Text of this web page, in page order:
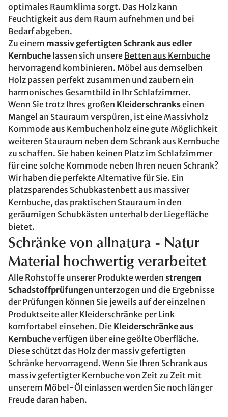
optimales Raumklima sorgt. Das Holz kann
Feuchtigkeit aus dem Raum aufnehmen und bei
Bedarf abgeben.
Zu einem massiv gefertigten Schrank aus edler
Kernbuche lassen sich unsere Betten aus Kernbuche
hervorragend kombinieren. Möbel aus demselben
Holz passen perfekt zusammen und zaubern ein
harmonisches Gesamtbild in Ihr Schlafzimmer.
Wenn Sie trotz Ihres großen Kleiderschrankseinen
Mangel an Stauraum verspüren, ist eine Massivholz
Kommode aus Kernbuchenholz eine gute Möglichkeit
weiteren Stauraum neben dem Schrank aus Kernbuche
zu schaffen. Sie haben keinen Platz im Schlafzimmer
für eine solche Kommode neben Ihren neuen Schrank?
Wir haben die perfekte Alternative für Sie. Ein
platzsparendes Schubkastenbett aus massiver
Kernbuche, das praktischen Stauraum in den
geräumigen Schubkästen unterhalb der Liegefläche
bietet.
Schränke von allnatura - Natur
Material hochwertig verarbeitet
Alle Rohstoffe unserer Produkte werden strengen
Schadstoffprüfungen unterzogen und die Ergebnisse
der Prüfungen können Sie jeweils auf der einzelnen
Produktseite aller Kleiderschränke per Link
komfortabel einsehen. Die Kleiderschränke aus
Kernbucheverfügen über eine geölte Oberfläche.
Diese schützt das Holz der massiv gefertigten
Schränke hervorragend. Wenn Sie Ihren Schrank aus
massiv gefertigter Kernbuche von Zeit zu Zeit mit
unserem Möbel-Öl einlassen werden Sie noch länger
Freude daran haben.